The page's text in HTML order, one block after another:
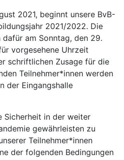
2021, beginnt unsere BvB-
2021/2022. Die
dafür am Sonntag, den 29.
vorgesehene Uhrzeit
schriftlichen Zusage für die
Teilnehmer*innen werden
der Eingangshalle
Sicherheit in der weiter
gewährleisten zu
Teilnehmer*innen
der folgenden Bedingungen